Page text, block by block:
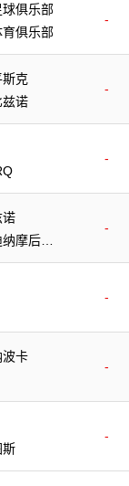
俱乐部
-
俱乐部
克
-
兹诺
-
诺
-
摩后备
-
波卡
-
-
斯